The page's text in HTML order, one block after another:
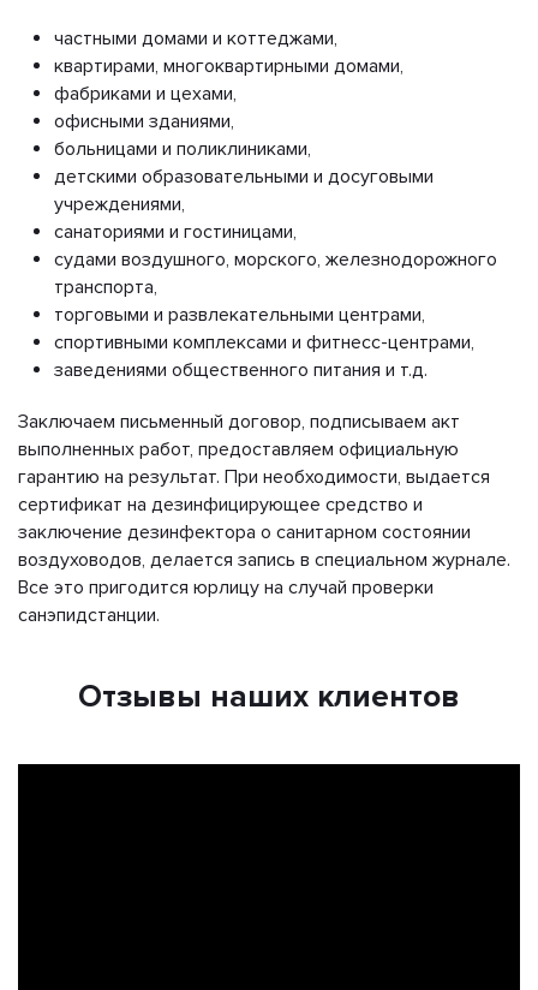
частными домами и коттеджами,
квартирами, многоквартирными домами,
фабриками и цехами,
офисными зданиями,
больницами и поликлиниками,
детскими образовательными и досуговыми
учреждениями,
санаториями и гостиницами,
судами воздушного, морского, железнодорожного
транспорта,
торговыми и развлекательными центрами,
спортивными комплексами и фитнесс-центрами,
заведениями общественного питания и т.д.
Заключаем письменный договор, подписываем акт
выполненных работ, предоставляем официальную
гарантию на результат. При необходимости, выдается
сертификат на дезинфицирующее средство и
заключение дезинфектора о санитарном состоянии
воздуховодов, делается запись в специальном журнале.
Все это пригодится юрлицу на случай проверки
санэпидстанции.
Отзывы наших клиентов